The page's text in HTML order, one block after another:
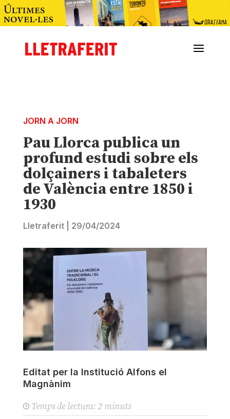
JORN A JORN
Pau Llorca publica un
profund estudi sobre els
dolçainers i tabaleters
de València entre 1850 i
1930
Lletraferit| 29/04/2024
Editat per la Institució Alfons el
Magnànim
Temps de lectura: 2 minuts